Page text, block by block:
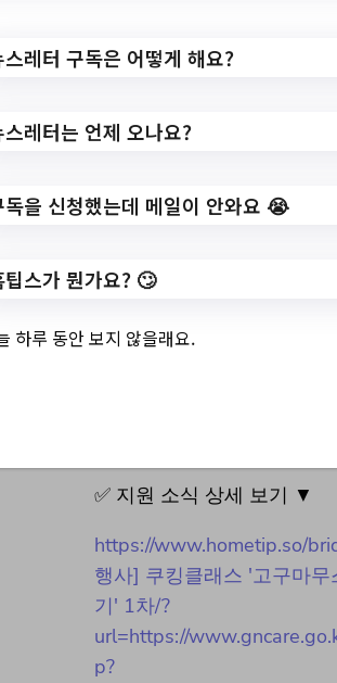
00001/1074826/view.do?
3. [아동참여행
클래스 '고구
✅ 지원 소식 상세 보기 ▼
https://www.hometip.so/
행사] 쿠킹클래스 '고구마무
기' 1차/?
url=https://
p?
스레터 구독은 어떻게 해요?
스레터는 언제 오나요?
독을 신청했는데 메일이 안와요 😭
팁스가 뭔가요? 🙄
하루 동안 보지 않을래요.